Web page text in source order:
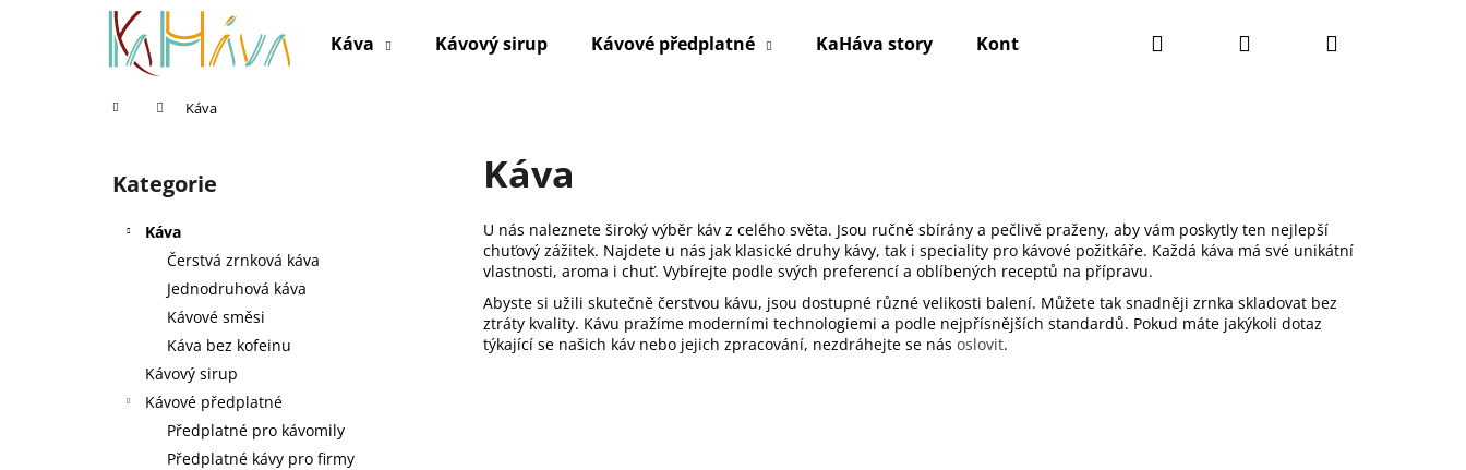
Káva Kávový sirup Kávové předplatné KaHáva story Kontakty Hledat PřihlášeníNákupní
Domů Káva
Přeskočit
kategorie
Kategorie
Káva
Čerstvá zrnková káva
Jednodruhová káva
Kávové směsi
Káva bez kofeinu
Kávový sirup
Kávové předplatné
Předplatné pro kávomily
Předplatné kávy pro firmy
Káva
U nás naleznete široký výběr káv z celého světa. Jsou ručně sbírány a pečlivě praženy, aby vám poskytly ten nejlepší
chuťový zážitek. Najdete u nás jak klasické druhy kávy, tak i speciality pro kávové požitkáře. Každá káva má své unikátní
vlastnosti, aroma i chuť. Vybírejte podle svých preferencí a oblíbených receptů na přípravu.
Abyste si užili skutečně čerstvou kávu, jsou dostupné různé velikosti balení. Můžete tak snadněji zrnka skladovat bez
ztráty kvality. Kávu pražíme moderními technologiemi a podle nejpřísnějších standardů. Pokud máte jakýkoli dotaz
týkající se našich káv nebo jejich zpracování, nezdráhejte se nás oslovit.
Doporučujeme